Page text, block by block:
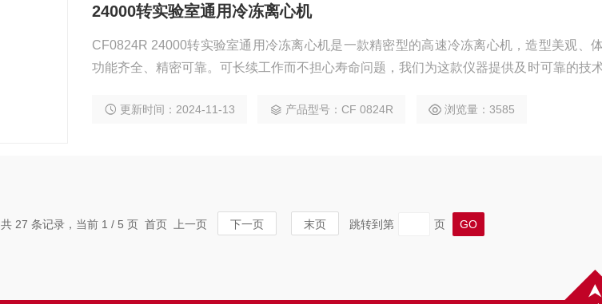
24000转实验室通用冷冻离心机
CF0824R 24000转实验室通用冷冻离心机是一款精密型的高速冷冻离心机，造型美观、
功能齐全、精密可靠。可长续工作而不担心寿命问题，我们为这款仪器提供及时可靠的技
够好的使用体验，可运用于大多数日常应用
更新时间：2024-11-13 产品型号：CF 0824R 浏览量：3585
共 27 条记录，当前 1 / 5 页 首页 上一页 下一页 末页 跳转到第 页